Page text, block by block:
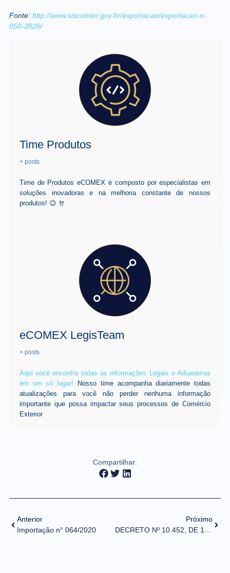
Fonte: http://www.siscomex.gov.br/exportacao/exportacao-n-
050-2020/
Time Produtos
+ posts
Time de Produtos eCOMEX é composto por especialistas em
soluções inovadoras e na melhoria constante de nossos
produtos! 😉 🤘
eCOMEX LegisTeam
+ posts
Aqui você encontra todas as informações Legais e Aduaneiras
em um só lugar! Nosso time acompanha diariamente todas
atualizações para você não perder nenhuma informação
importante que possa impactar seus processos de Comércio
Exterior
Compartilhar:
Anterior
Importação n° 064/2020
Próximo
DECRETO Nº 10.452, DE 10 DE AGOSTO DE 2020